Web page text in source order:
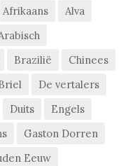
Afrikaans
Alva
Brazilië
Chinees
De vertalers
Duits
Engels
Gaston Dorren
Eeuw